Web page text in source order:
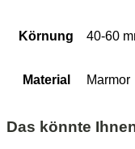
Körnung 40-60
Material Marmor
Das könnte